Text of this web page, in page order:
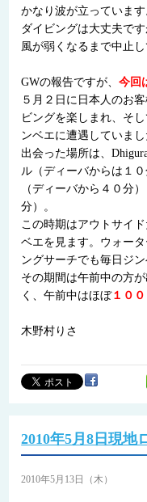
かなり波が立っています
ダイビングは大丈夫で
風が弱くなるまで中止
GWの報告ですが、今回
５月２日に日本人のお
ビングを楽しまれ、そ
ンベエに遭遇していまし
出会った場所は、
ル（ディーバからは１
（ディーバから４０分
分）。
この時期はアウトサイ
ベエを見ます。ウォー
ングサーチでも毎日ジ
その期間は午前中の方
く、午前中はほぼ１０
木野村りさ
2010年5月8日現地
2010年5月13日（木）